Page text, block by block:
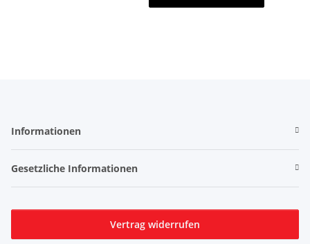
Informationen
Gesetzliche Informationen
Vertrag widerrufen